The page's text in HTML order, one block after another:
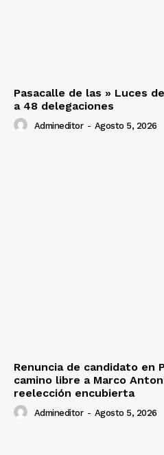
Pasacalle de las » Luces
a 48 delegaciones
Admineditor - Agosto 5, 2026
Renuncia de candidato en
camino libre a Marco
reelección encubierta
Admineditor - Agosto 5, 2026